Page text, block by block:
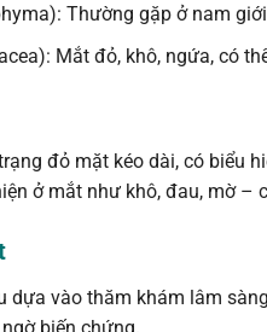
Thường gặp ở nam
Mắt đỏ, khô, ngứa, có
đỏ mặt kéo dài, có biểu
ở mắt như khô, đau, mờ
dựa vào thăm khám lâm